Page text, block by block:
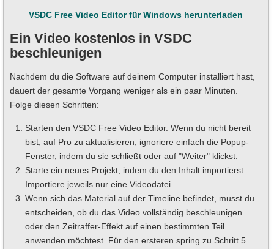
VSDC Free Video Editor für Windows herunterladen
Ein Video kostenlos in VSDC
beschleunigen
Nachdem du die Software auf deinem Computer installiert hast,
dauert der gesamte Vorgang weniger als ein paar Minuten.
Folge diesen Schritten:
Starten den VSDC Free Video Editor. Wenn du nicht bereit
bist, auf Pro zu aktualisieren, ignoriere einfach die Popup-
Fenster, indem du sie schließt oder auf "Weiter" klickst.
Starte ein neues Projekt, indem du den Inhalt importierst.
Importiere jeweils nur eine Videodatei.
Wenn sich das Material auf der Timeline befindet, musst du
entscheiden, ob du das Video vollständig beschleunigen
oder den Zeitraffer-Effekt auf einen bestimmten Teil
anwenden möchtest. Für den ersteren spring zu Schritt 5.